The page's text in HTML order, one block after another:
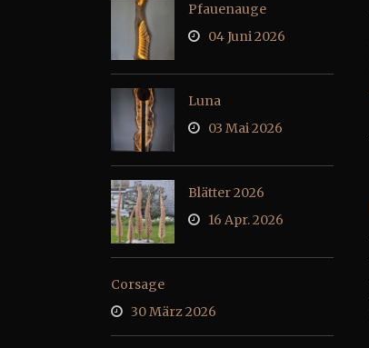
Pfauenauge
04 Juni 2026
Luna
03 Mai 2026
Blätter 2026
16 Apr. 2026
Corsage
30 März 2026